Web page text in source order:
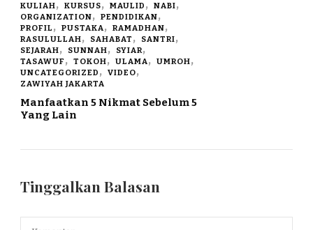
KULIAH
KURSUS MAULID
NABI
ORGANIZATION
PENDIDIKAN
PROFIL
PUSTAKA
RAMADHAN
RASULULLAH
SAHABAT
SANTRI
SEJARAH
SUNNAH
SYIAR
TASAWUF
TOKOH ULAMA
UMROH
UNCATEGORIZED
VIDEO
ZAWIYAH JAKARTA
Manfaatkan 5 Nikmat Sebelum 5
Yang Lain
Tinggalkan Balasan